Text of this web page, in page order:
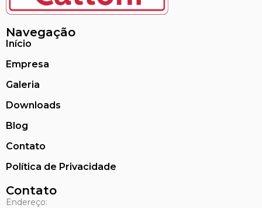
Navegação
Início
Empresa
Galeria
Downloads
Blog
Contato
Política de Privacidade
Contato
Endereço: